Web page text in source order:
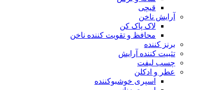
قیچی
آرایش ناخن
لاک پاک کن
محافظ و تقویت کننده ناخن
برنز کننده
تثبیت کننده آرایش
چسب لیفت
عطر و ادکلن
اسپری خوشبوکننده